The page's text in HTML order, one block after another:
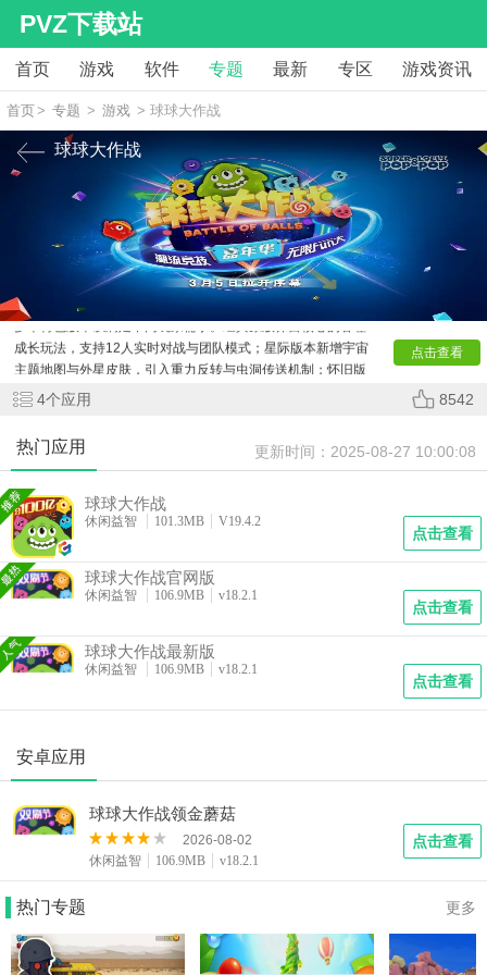
PVZ下载站
首页 游戏 软件 专题 最新 专区 游戏资讯
首页> 专题 > 游戏 > 球球大作战
球球大作战
点击查看
》作为全球热门的休闲竞技游戏，已衍生出
多个特色版本以满足不同玩家需求。经典原版保留核心的吞噬
成长玩法，支持12人实时对战与团队模式；星际版本新增宇宙
主题地图与外星皮肤，引入重力反转与虫洞传送机制；怀旧版
则复刻2016年初始UI与经典音效，唤醒老玩家记忆。针对竞技
玩家推出的职业联赛版提供自定义房间与OB观战系统，而派对
Legends版本适配全球服务器，新增文化限定皮肤；极速版则
精简安装包至80MB，保障低配设备流畅运行。所有版本均持
续更新年度盛典活动，如周年庆的限定圣衣与春节神话皮肤。
凭借简单的操作规则与无穷的策略深度，《球球大作战》各版
本始终承载着“大球吃小球”的快乐哲学，成为全民电竞的经典
符号。
4个应用 8542
热门应用 更新时间： 2025-08-27 10:00:08
球球大作战
休闲益智 101.3MB V19.4.2
点击查看
球球大作战官网版
休闲益智 106.9MB v18.2.1
点击查看
球球大作战最新版
休闲益智 106.9MB v18.2.1
点击查看
安卓应用
球球大作战领金蘑菇
2026-08-02
休闲益智
106.9MB v18.2.1
点击查看
热门专题 更多